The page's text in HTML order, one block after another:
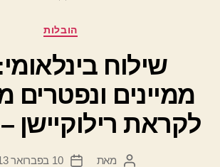
קטגוריותהובלות
שילוח
ממיינים ונפטרים
לקראת רילוקיישן
המחבר
מאת
תאריך
10 בפברואר 2013